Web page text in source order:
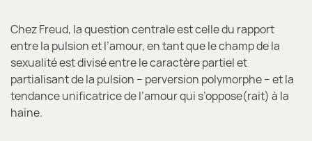
Chez Freud, la question centrale est celle du rapport
entre la pulsion et l’amour, en tant que le champ de la
sexualité est divisé entre le caractère partiel et
partialisant de la pulsion – perversion polymorphe – et la
tendance unificatrice de l’amour qui s’oppose(rait) à la
haine.